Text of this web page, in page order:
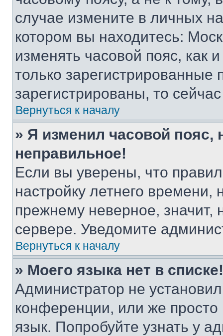
случае измените в личных
котором вы находитесь:
изменять часовой пояс, как
только
зарегистрированы, то
Вернуться к началу
» Я изменил часовой пояс,
неправильное!
Если вы уверены, что
настройку летнего
прежнему неверное, значит,
сервере. Уведомите
Вернуться к началу
» Моего языка нет в списке!
Администратор не
конференции, или же
язык. Попробуйте узнать у